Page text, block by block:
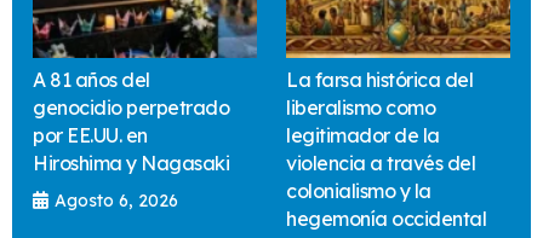
A 81 años del
genocidio perpetrado
por EE.UU. en
Hiroshima y Nagasaki
Agosto 6, 2026
La farsa histórica del
liberalismo como
legitimador de la
violencia a través del
colonialismo y la
hegemonía occidental